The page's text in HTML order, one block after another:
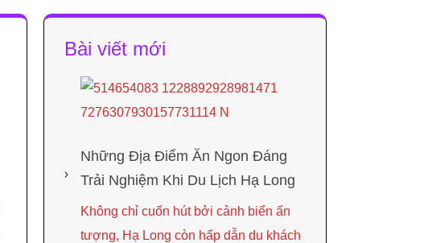
Bài viết mới
Những Địa Điểm Ăn Ngon Đáng
Trải Nghiệm Khi Du Lịch Hạ Long
Không chỉ cuốn hút bởi cảnh biển ấn
tượng, Hạ Long còn hấp dẫn du khách